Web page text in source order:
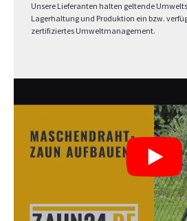
Unsere Lieferanten halten geltende
Lagerhaltung und Produktion ein bzw.
zertifiziertes Umweltmanagement.